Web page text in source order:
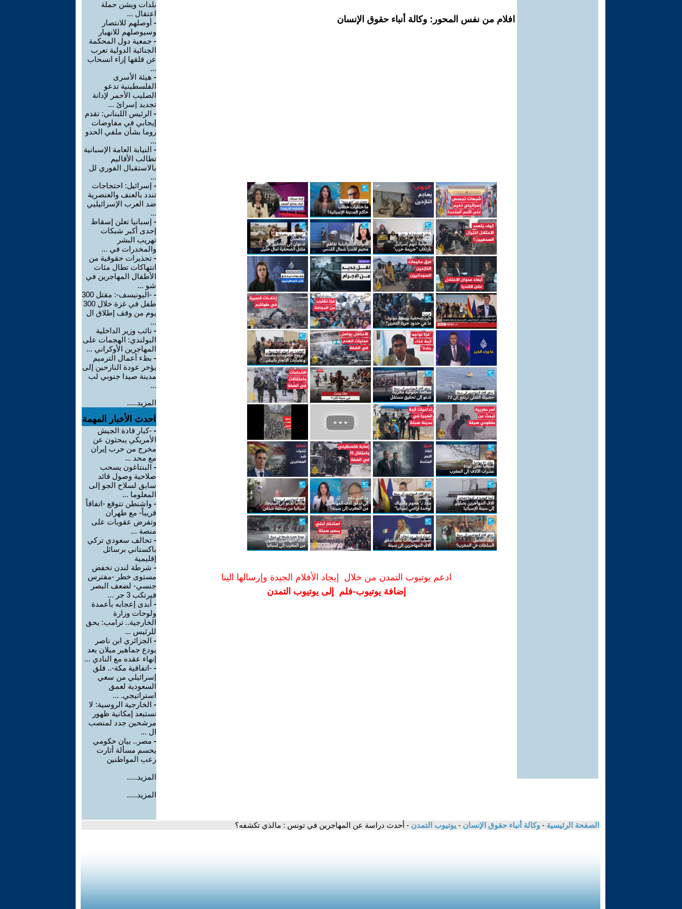
افلام من نفس المحور: وكالة أنباء حقوق الإنسان
ادعم يوتيوب التمدن من خلال إيجاد الأفلام الجيدة وإرسالها الينا
إضافة يوتيوب-فلم إلى يوتيوب التمدن
بلدات ويشن حملة
اعتقال ...
- أوصلهم للانتصار
وسيوصلهم للانهيار
- جمعية دول المحكمة
الجنائية الدولية تعرب
عن قلقها إزاء انسحاب
...
- هيئة الأسرى
الفلسطينية تدعو
الصليب الأحمر لإدانة
تجديد إسرائ ...
- الرئيس اللبناني: تقدم
إيجابي في مفاوضات
روما بشأن ملفي الحدو
...
- النيابة العامة الإسبانية
تطالب الأقاليم
بالاستقبال الفوري لل
...
- إسرائيل: احتجاجات
تندد بالعنف والعنصرية
ضد العرب الإسرائيليي
...
- إسبانيا تعلن إسقاط
إحدى أكبر شبكات
تهريب البشر
والمخدرات في ...
- تحذيرات حقوقية من
انتهاكات تطال مئات
الأطفال المهاجرين في
شو ...
-
-اليونيسف-: مقتل 300
طفل في غزة خلال 300
يوم من وقف إطلاق ال
...
- نائب وزير الداخلية
البولندي: الهجمات على
المهاجرين الأوكراني ...
- بطء أعمال الترميم
يؤخر عودة النازحين إلى
مدينة صيدا جنوبي لب
...
المزيد.....
احدث الأخبار المهمة
- -كبار قادة الجيش
الأمريكي يبحثون عن
مخرج من حرب إيران
مع محد ...
- البنتاغون يسحب
صلاحية وصول قائد
سابق لسلاح الجو إلى
المعلوما ...
- واشنطن تتوقع -اتفاقاً
قريباً- مع طهران
وتفرض عقوبات على
منصة ...
- تحالف سعودي تركي
باكستاني برسائل
إقليمية
- شرطة لندن تخفض
مستوى خطر -مفترس
جنسي- لضعف البصر
فيرتكب 3 جر ...
- أبدى إعجابه بأعمدة
ولوحات وزارة
الخارجية.. ترامب: يحق
للرئيس ...
- الجزائري ابن ناصر
يودع جماهير ميلان بعد
إنهاء عقده مع النادي ...
- -اتفاقية مكة-.. قلق
إسرائيلي من سعي
السعودية لعمق
استراتيجي. ...
- الخارجية الروسية: لا
نستبعد إمكانية ظهور
مرشحين جدد لمنصب
ال ...
- مصر.. بيان حكومي
يحسم مسألة أثارت
رعب المواطنين
المزيد.....
المزيد.....
الصفحة الرئيسية - وكالة أنباء حقوق الإنسان - يوتيوب التمدن - أحدث دراسة عن المهاجرين في تونس : مالذي تكشفه؟